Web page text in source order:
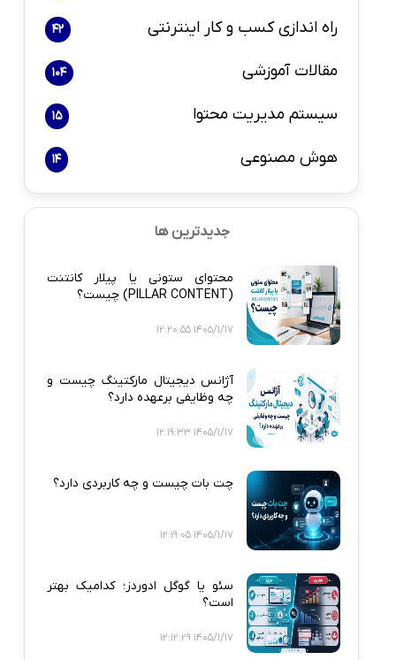
راه اندازی کسب و کار اینترنتی 42
مقالات آموزشی 104
سیستم مدیریت محتوا 15
هوش مصنوعی 14
جدیدترین ها
محتوای ستونی یا پیلار کانتنت
(PILLAR CONTENT) چیست؟
1405/1/17 12:20:55
آژانس دیجیتال مارکتینگ چیست و
چه وظایفی برعهده دارد؟
1405/1/17 12:19:33
چت بات چیست و چه کاربردی دارد؟
1405/1/17 12:19:05
سئو یا گوگل ادوردز؛ کدامیک بهتر
است؟
1405/1/17 12:12:29